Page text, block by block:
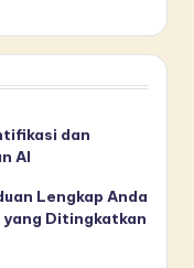
dan
AI
Lengkap Anda
Ditingkatkan